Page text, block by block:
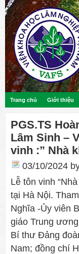
Trang chủ Giới thiệu
PGS.TS
Lâm Sinh –
vinh :” Nhà
03/10/2024
Lễ tôn vinh
tại Hà Nội.
Nghĩa -Ủy viên
giáo Trung
Bí thư Đảng
Nam; đồng chí